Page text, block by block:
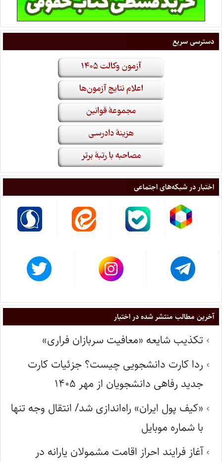
دسترسی سریع
اختبار در شبکه‌های اجتماعی
آخرین مطالب منتشر شده در اختبار
تکذیب شایعه «معافیت سربازان فراری»
ردا کارت دانشجویی چیست؟ جزئیات کارت
جدید رفاهی دانشجویان از مهر ۱۴۰۵
«کیف پول ایران» راه‌اندازی شد/ انتقال وجه تنها
با شماره موبایل
آغاز فرایند احراز اقامت مشمولان یارانه در